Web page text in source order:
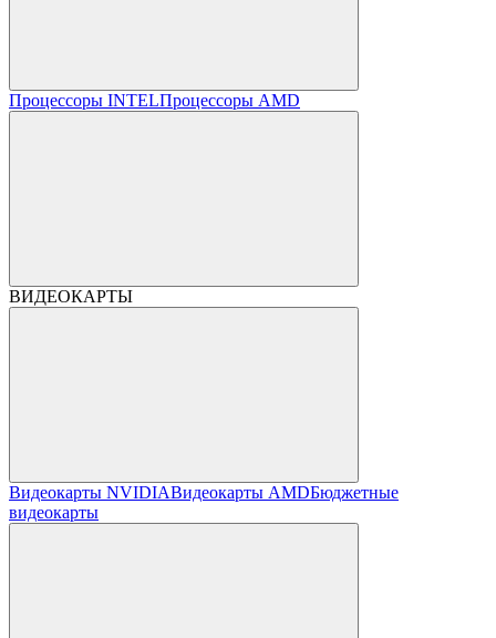
Процессоры INTELПроцессоры AMD
ВИДЕОКАРТЫ
Видеокарты NVIDIAВидеокарты AMDБюджетные
видеокарты